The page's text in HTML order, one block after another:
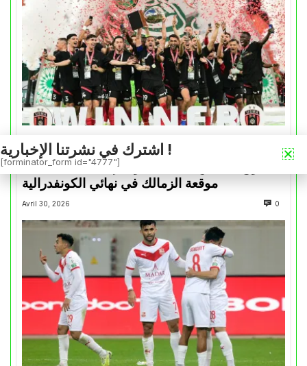
كأس الكونفدرالية
التتويج بالكأس.. دفعة معنوية لإتحاد العاصمة قبل
موقعة الزمالك في نهائي الكونفدرالية
Avril 30, 2026 0
اشترك في نشرتنا الإخبارية !
[forminator_form id="4777"]